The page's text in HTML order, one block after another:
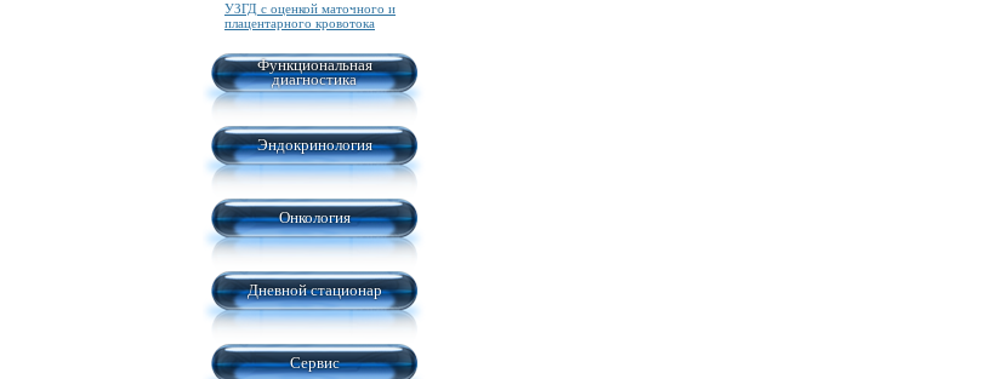
УЗГД с оценкой маточного и
плацентарного кровотока
Функциональная
диагностика
Эндокринология
Онкология
Дневной стационар
Сервис